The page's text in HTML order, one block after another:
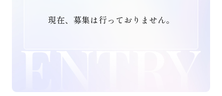
現在、募集は行っておりません。